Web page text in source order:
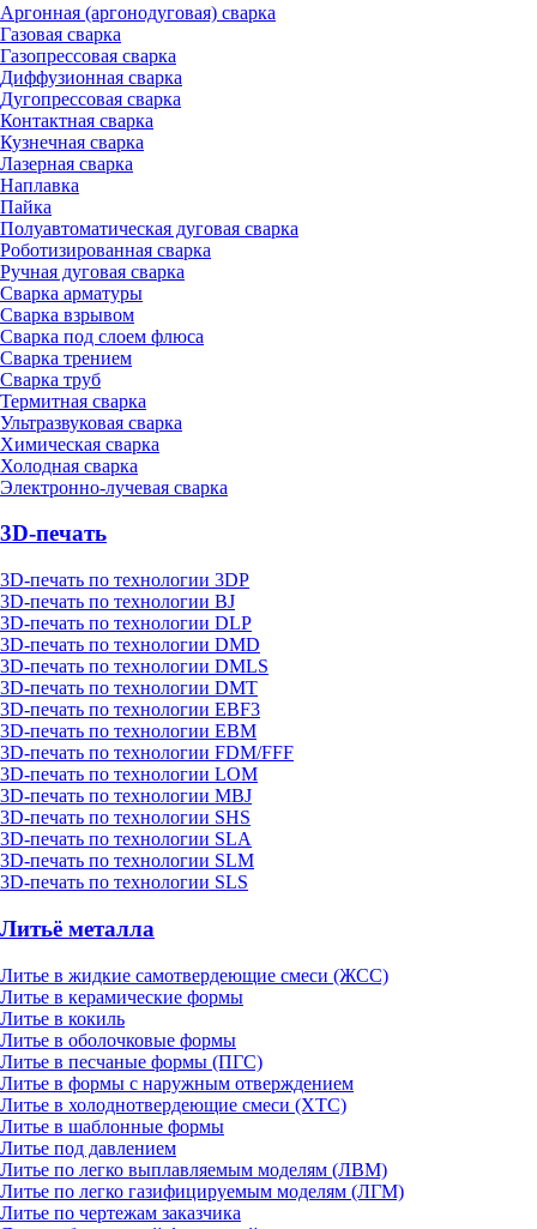
Аргонная (аргонодуговая) сварка
Газовая сварка
Газопрессовая сварка
Диффузионная сварка
Дугопрессовая сварка
Контактная сварка
Кузнечная сварка
Лазерная сварка
Наплавка
Пайка
Полуавтоматическая дуговая сварка
Роботизированная сварка
Ручная дуговая сварка
Сварка арматуры
Сварка взрывом
Сварка под слоем флюса
Сварка трением
Сварка труб
Термитная сварка
Ультразвуковая сварка
Химическая сварка
Холодная сварка
Электронно-лучевая сварка
3D-печать
3D-печать по технологии 3DP
3D-печать по технологии BJ
3D-печать по технологии DLP
3D-печать по технологии DMD
3D-печать по технологии DMLS
3D-печать по технологии DMT
3D-печать по технологии EBF3
3D-печать по технологии EBM
3D-печать по технологии FDM/FFF
3D-печать по технологии LOM
3D-печать по технологии MBJ
3D-печать по технологии SHS
3D-печать по технологии SLA
3D-печать по технологии SLM
3D-печать по технологии SLS
Литьё металла
Литье в жидкие самотвердеющие смеси (ЖСС)
Литье в керамические формы
Литье в кокиль
Литье в оболочковые формы
Литье в песчаные формы (ПГС)
Литье в формы с наружным отверждением
Литье в холоднотвердеющие смеси (ХТС)
Литье в шаблонные формы
Литье под давлением
Литье по легко выплавляемым моделям (ЛВМ)
Литье по легко газифицируемым моделям (ЛГМ)
Литье по чертежам заказчика